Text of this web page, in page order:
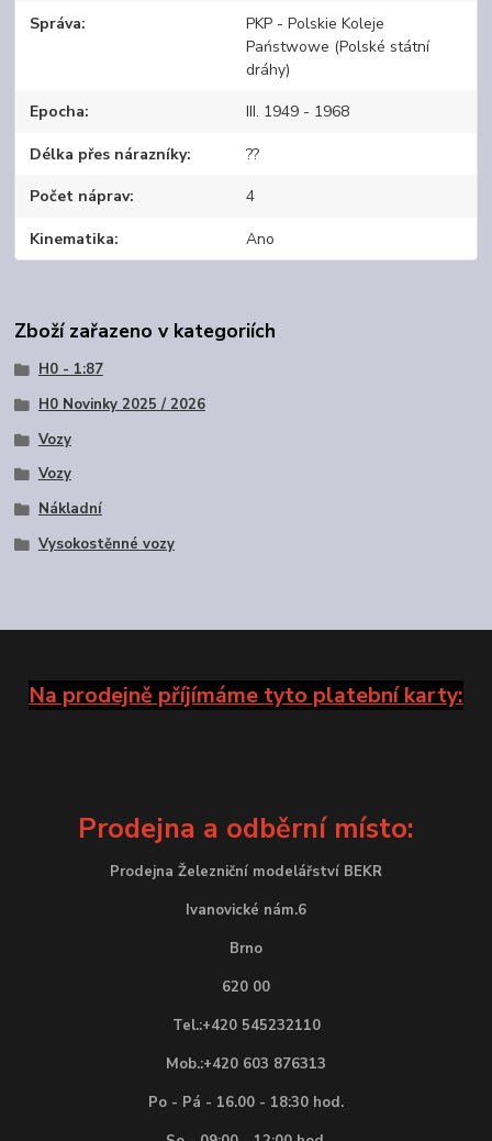
Správa
PKP - Polskie Koleje
Państwowe (Polské státní
dráhy)
Epocha III. 1949 - 1968
Délka přes nárazníky ??
Počet náprav 4
Kinematika Ano
Zboží zařazeno v kategoriích
H0 - 1:87
H0 Novinky 2025 / 2026
Vozy
Vozy
Nákladní
Vysokostěnné vozy
Na prodejně příjímáme tyto platební karty:
Prodejna a odběrní místo:
Prodejna Železniční modelářství BEKR
Ivanovické nám.6
Brno
620 00
Tel.:+420 545232110
Mob.:+420 603 876313
Po - Pá - 16.00 - 18:30 hod.